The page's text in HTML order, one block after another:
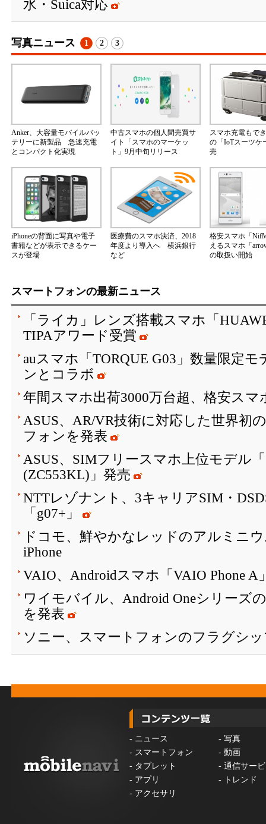
水・Suica対応
写真ニュース 1 2 3
Anker、大容量モバイルバッ
テリーに新製品 急速充電
とコンパクト化実現
中古スマホの個人間売買サ
イト「スマホのマーケッ
ト」9月中旬リリース
スマホ充電もで
の「IoTスーツケ
売
iPhoneの背面に写真や電子
書籍などが表示できるケー
スが登場
医療費のスマホ決済、2018
年度より導入へ 横浜銀行
など
格安スマホ「
えるスマホ「
の取扱い開始
スマートフォンの最新ニュース
「ライカ」レンズ搭載スマホ「
TIPAアワード受賞
auスマホ「TORQUE G03」数量限定
ンとコラボ
年間スマホ出荷3000万台超、格安スマ
ASUS、AR/VR技術に対応した世界初
フォンを発表
ASUS、SIMフリースマホ上位モデル「
(ZC553KL)」発売
NTTレゾナント、3キャリアSIM・
「g07+」
ドコモ、鮮やかなレッドのアルミニ
iPhone
VAIO、Androidスマホ「VAIO Phone A
ワイモバイル、Android Oneシリーズ
を発表
ソニー、スマートフォンのフラグシ
- ニュース - 写真
- スマートフォン - 動画
- タブレット - 通信サー
- アプリ -
トレンド
- アクセサリ